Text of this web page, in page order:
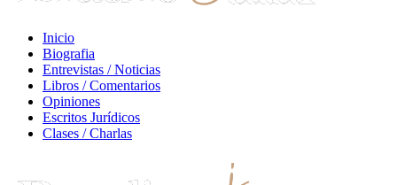
Inicio
Biografia
Entrevistas / Noticias
Libros / Comentarios
Opiniones
Escritos Jurídicos
Clases / Charlas